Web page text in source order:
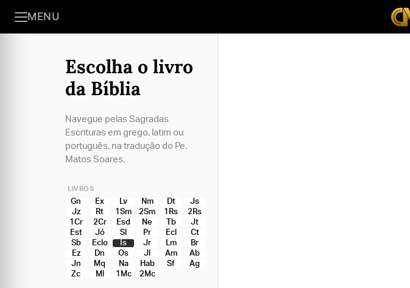
MENU
Escolha o livro
da Bíblia
Navegue pelas Sagradas
Escrituras em grego, latim ou
português, na tradução do Pe.
Matos Soares.
LIVROS
Gn Ex Lv Nm Dt
Js
Jz
Rt 1Sm 2Sm 1Rs
2Rs
1Cr
2Cr Esd Ne Tb
Jt
Est
Jó Sl Pr Ecl
Ct
Sb
Eclo Is Jr Lm
Br
Ez
Dn Os Jl Am
Ab
Jn
Mq Na Hab Sf
Ag
Zc
Ml 1Mc 2Mc